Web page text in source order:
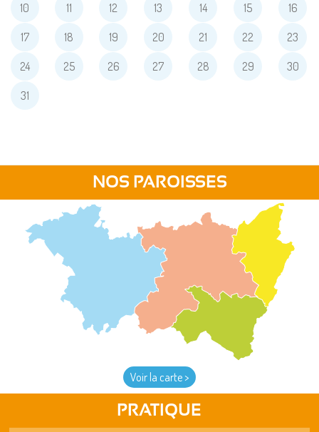
10 11 12 13 14 15 16
17 18 19 20 21 22 23
24 25 26 27 28 29 30
31
NOS PAROISSES
Voir la carte >
PRATIQUE